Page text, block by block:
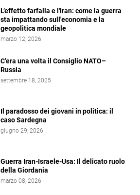
L’effetto farfalla e l'Iran: come la guerra
sta impattando sull'economia e la
geopolitica mondiale
marzo 12, 2026
C’era una volta il Consiglio NATO–
Russia
settembre 18, 2025
Il paradosso dei giovani in politica: il
caso Sardegna
giugno 29, 2026
Guerra Iran-Israele-Usa: Il delicato ruolo
della Giordania
marzo 08, 2026